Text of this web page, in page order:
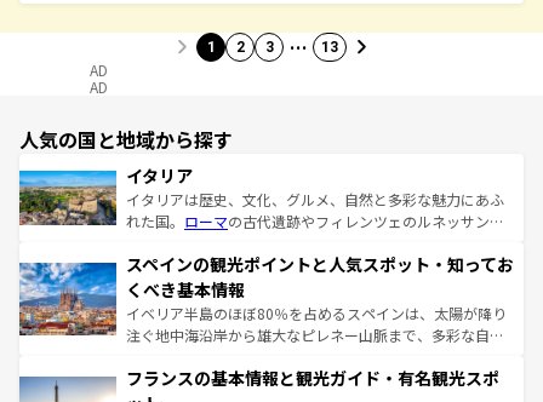
1 2 3 … 13
AD
AD
人気の国と地域から探す
イタリア
イタリアは歴史、文化、グルメ、自然と多彩な魅力にあふ
れた国。 ローマの古代遺跡やフィレンツェのルネッサンス
ろん、トスカーナの美しい田園風景やアマルフィ海岸の絶
景など、自然景観も見逃せない。観光の合間には、本場の
ピザやパスタなど、絶品のイタリア料理を堪能することも
できる。朝目覚めてから夜眠るまで、すべての瞬間を楽し
なお、新着のイタリア情報はコンテンツ一覧を参照してほ
しい。
スペインの観光ポイントと人気スポット・知ってお
くべき基本情報
イベリア半島のほぼ80％を占めるスペインは、太陽が降り
注ぐ地中海沿岸から雄大なピレネー山脈まで、多彩な自然
文化が根付くこの国では、情熱的なフラメンコ、熱気あふ
フランスの基本情報と観光ガイド・有名観光スポ